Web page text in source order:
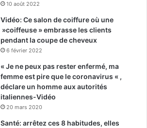
10 août 2022
Vidéo: Ce salon de coiffure où une
»coiffeuse » embrasse les clients
pendant la coupe de cheveux
6 février 2022
« Je ne peux pas rester enfermé, ma
femme est pire que le coronavirus « ,
déclare un homme aux autorités
italiennes-Vidéo
20 mars 2020
Santé: arrêtez ces 8 habitudes, elles